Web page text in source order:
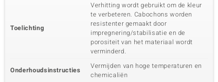
Toelichting
Verhitting wordt gebruikt om de kleur
te verbeteren. Cabochons worden
resistenter gemaakt door
impregnering/stabilisatie en de
porositeit van het materiaal wordt
verminderd.
Onderhoudsinstructies
Vermijden van hoge temperaturen en
chemicaliën